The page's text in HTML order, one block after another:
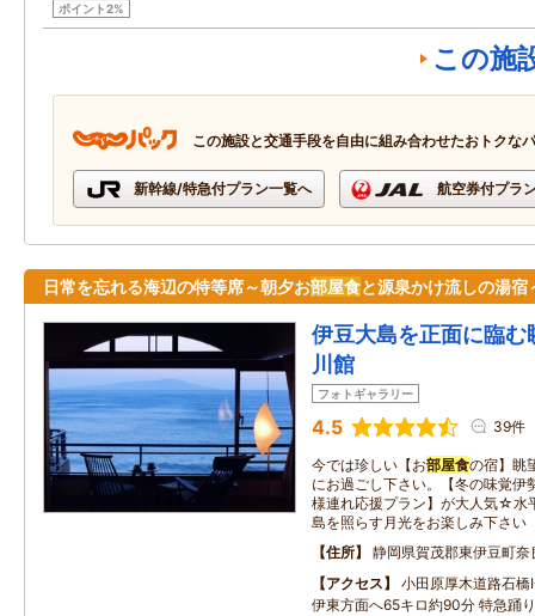
ポイント2%
この施
この施設と交通手段を自由に組み合わせたおトクな
新幹線/特急付プラン一覧へ 航空券付プラ
日常を忘れる海辺の特等席～朝夕お部屋食と源泉かけ流しの湯宿
伊豆大島を正面に臨
川館
フォトギャラリー
4.5 39件
今では珍しい【お部屋食の宿】眺
にお過ごし下さい。【冬の味覚伊
様連れ応援プラン】が大人気☆
島を照らす月光をお楽しみ下さい
住所
静岡県賀茂郡東伊豆町
アクセス
小田原厚木道路石
伊東方面へ65キロ約90分 特急踊